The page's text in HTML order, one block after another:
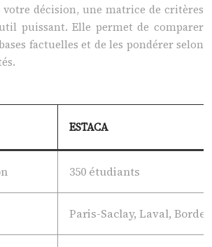
décision, une matrice de critères
puissant. Elle permet de comparer
factuelles et de les pondérer selon
ESTACA
350 étudiants
Paris-Saclay, Laval,